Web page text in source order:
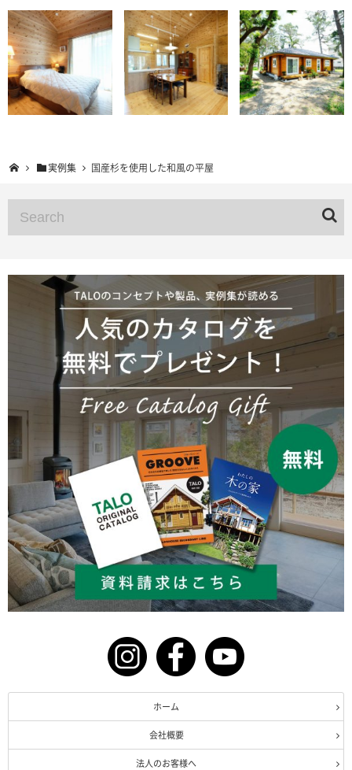
実例集 国産杉を使用した和風の平屋
ホーム
会社概要
法人のお客様へ